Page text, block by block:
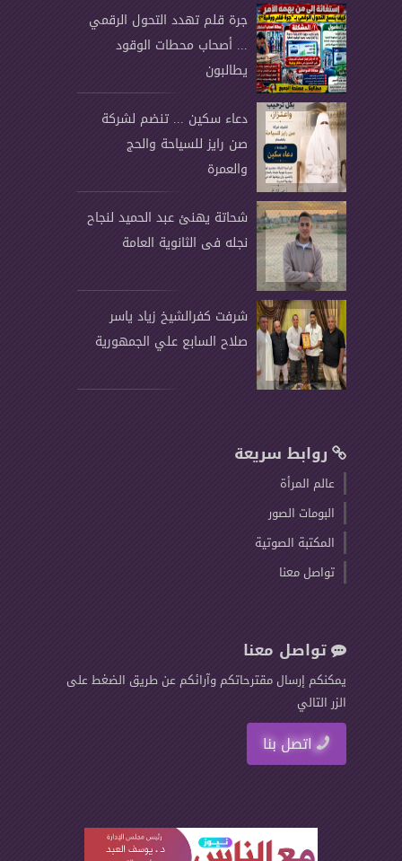
جرة قلم تهدد التحول الرقمي
... أصحاب محطات الوقود
يطالبون
دعاء سكين ... تنضم لشركة
صن رايز للسياحة والحج
والعمرة
شحاتة يهنئ عبد الحميد لنجاح
نجله فى الثانوية العامة
شرفت كفرالشيخ زياد ياسر
صلاح السابع علي الجمهورية
روابط سريعة
عالم المرأة
البومات الصور
المكتبة الصوتية
تواصل معنا
تواصل معنا
يمكنكم إرسال مقترحاتكم وآرائكم عن طريق الضغط على
الزر التالي
اتصل بنا